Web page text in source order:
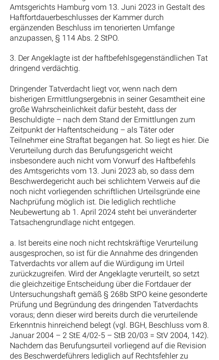
Amtsgerichts Hamburg vom 13. Juni 2023 in Gestalt des
Haftfortdauerbeschlusses der Kammer durch
ergänzenden Beschluss im tenorierten Umfange
anzupassen, § 114 Abs. 2 StPO.
3. Der Angeklagte ist der haftbefehlsgegenständlichen Tat
dringend verdächtig.
Dringender Tatverdacht liegt vor, wenn nach dem
bisherigen Ermittlungsergebnis in seiner Gesamtheit eine
große Wahrscheinlichkeit dafür besteht, dass der
Beschuldigte – nach dem Stand der Ermittlungen zum
Zeitpunkt der Haftentscheidung – als Täter oder
Teilnehmer eine Straftat begangen hat. So liegt es hier. Die
Verurteilung durch das Berufungsgericht weicht
insbesondere auch nicht vom Vorwurf des Haftbefehls
des Amtsgerichts vom 13. Juni 2023 ab, so dass dem
Beschwerdegericht auch bei schlichtem Verweis auf die
noch nicht vorliegenden schriftlichen Urteilsgründe eine
Nachprüfung möglich ist. Die lediglich rechtliche
Neubewertung ab 1. April 2024 steht bei unveränderter
Tatsachengrundlage nicht entgegen.
a. Ist bereits eine noch nicht rechtskräftige Verurteilung
ausgesprochen, so ist für die Annahme des dringenden
Tatverdachts vor allem auf die Würdigung im Urteil
zurückzugreifen. Wird der Angeklagte verurteilt, so setzt
die gleichzeitige Entscheidung über die Fortdauer der
Untersuchungshaft gemäß § 268b StPO keine gesonderte
Prüfung und Begründung des dringenden Tatverdachts
voraus; denn dieser wird bereits durch die verurteilende
Erkenntnis hinreichend belegt (vgl. BGH, Beschluss vom 8.
Januar 2004 – 2 StE 4/02-5 – StB 20/03 = StV 2004, 142).
Nachdem das Berufungsurteil vorliegend auf die Revision
des Beschwerdeführers lediglich auf Rechtsfehler zu